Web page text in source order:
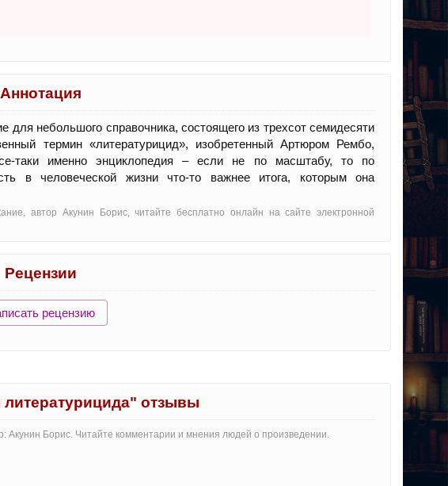
Аннотация
для небольшого справочника, состоящего из трехсот семидесяти
термин «литературицид», изобретенный Артюром Рембо,
таки именно энциклопедия – если не по масштабу, то по
в человеческой жизни что-то важнее итога, которым она
автор Акунин Борис, читайте бесплатно онлайн на сайте электронной
Рецензии
рецензию
отзывы
Акунин Борис. Читайте комментарии и мнения людей о произведении.